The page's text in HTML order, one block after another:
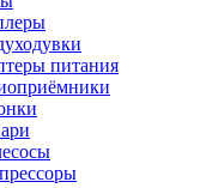
питания